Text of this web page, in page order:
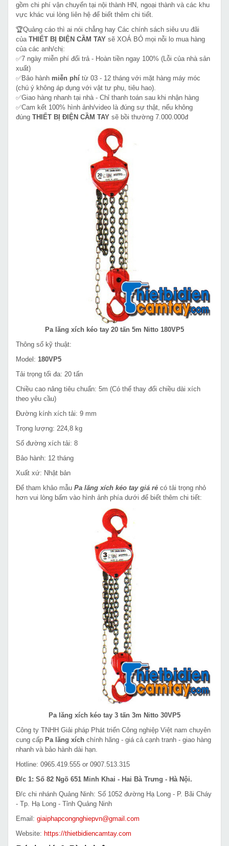
gồm chi phí vận chuyển tại nội thành HN, ngoại thành và các khu
vực khác vui lòng liên hệ để biết thêm chi tiết.
🏆Quảng cáo thì ai nói chẳng hay Các chính sách siêu ưu đãi
của THIẾT BỊ ĐIỆN CẦM TAY sẽ XOÁ BỎ mọi nỗi lo mua hàng
của các anh/chị:
✅7 ngày miễn phí đổi trả - Hoàn tiền ngay 100% (Lỗi của nhà sản
xuất)
✅Bảo hành miễn phí từ 03 - 12 tháng với mặt hàng máy móc
(chú ý không áp dụng với vật tư phụ, tiêu hao).
✅Giao hàng nhanh tại nhà - Chỉ thanh toán sau khi nhận hàng
✅Cam kết 100% hình ảnh/video là đúng sự thật, nếu không
đúng THIẾT BỊ ĐIỆN CẦM TAY sẽ bồi thường 7.000.000đ
Pa lăng xích kéo tay 20 tấn 5m Nitto 180VP5
Thông số kỹ thuật:
Model: 180VP5
Tải trọng tối đa: 20 tấn
Chiều cao nâng tiêu chuẩn: 5m (Có thể thay đổi chiều dài xích
theo yêu cầu)
Đường kính xích tải: 9 mm
Trọng lượng: 224,8 kg
Số đường xích tải: 8
Bảo hành: 12 tháng
Xuất xứ: Nhật bản
Để tham khảo mẫu Pa lăng xích kéo tay giá rẻ có tải trọng nhỏ
hơn vui lòng bấm vào hình ảnh phía dưới để biết thêm chi tiết:
Pa lăng xích kéo tay 3 tấn 3m Nitto 30VP5
Công ty TNHH Giải pháp Phát triển Công nghiệp Việt nam chuyên
cung cấp Pa lăng xích chính hãng - giá cả cạnh tranh - giao hàng
nhanh và bảo hành dài hạn.
Hotline: 0965.419.555 or 0907.513.315
Đ/c 1: Số 82 Ngõ 651 Minh Khai - Hai Bà Trưng - Hà Nội.
Đ/c chi nhánh Quảng Ninh: Số 1052 đường Hạ Long - P. Bãi Cháy
- Tp. Hạ Long - Tỉnh Quảng Ninh
Email: giaiphapcongnghiepvn@gmail.com
Website: https://thietbidiencamtay.com